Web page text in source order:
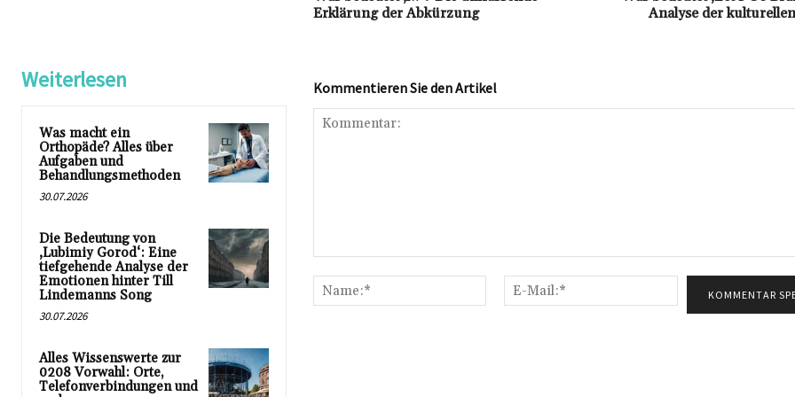
Erklärung der Abkürzung
Analyse der
Weiterlesen
Was macht ein
Orthopäde? Alles über
Aufgaben und
Behandlungsmethoden
30.07.2026
Die Bedeutung von
‚Lubimiy Gorod‘: Eine
tiefgehende Analyse der
Emotionen hinter Till
Lindemanns Song
30.07.2026
Alles Wissenswerte zur
0208 Vorwahl: Orte,
Telefonverbindungen und
Kommentieren Sie den Artikel
Name:*
Mail:*